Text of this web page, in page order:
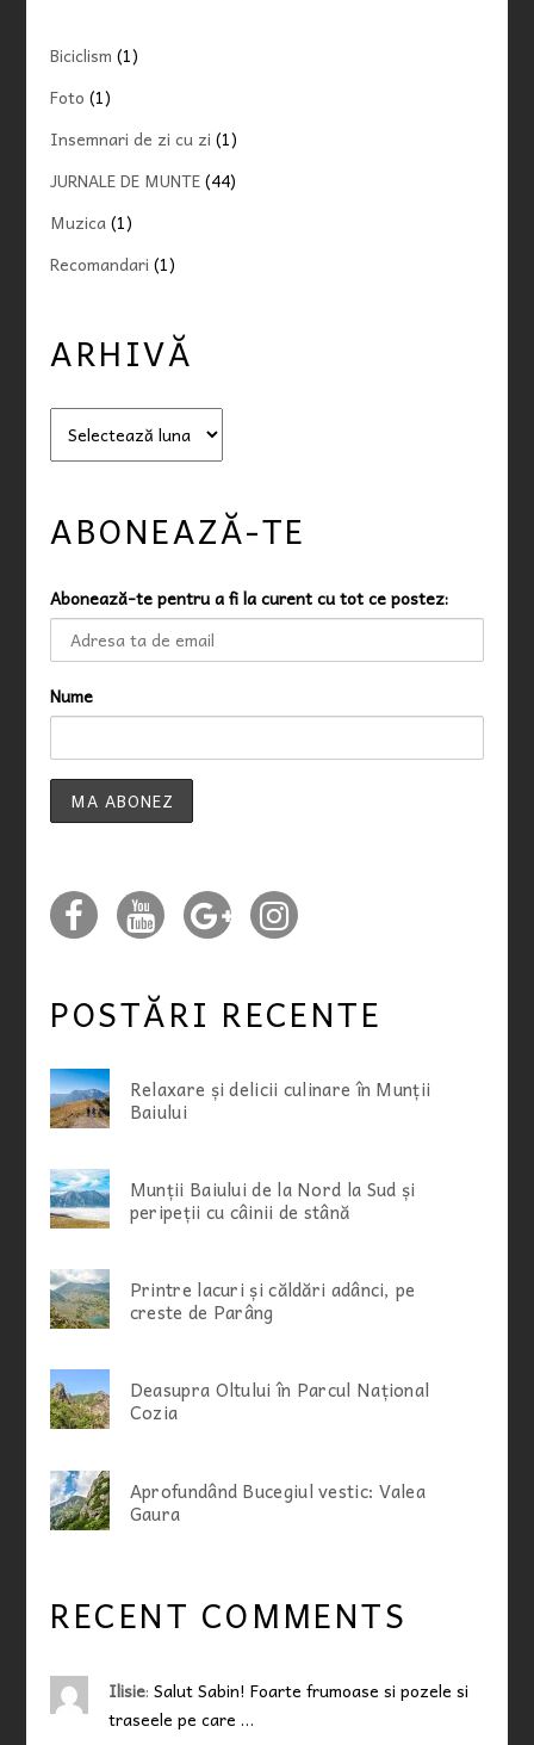
Biciclism (1)
Foto (1)
Insemnari de zi cu zi (1)
JURNALE DE MUNTE(44)
Muzica(1)
Recomandari (1)
ARHIVĂ
v
ABONEAZĂ-TE
Abonează-te pentru a fi la curent cu tot ce postez:
Nume
POSTĂRI RECENTE
Relaxare și delicii culinare în Munții
Baiului
Munții Baiului de la Nord la Sud și
peripeții cu câinii de stână
Printre lacuri și căldări adânci, pe
creste de Parâng
Deasupra Oltului în Parcul Național
Cozia
Aprofundând Bucegiul vestic: Valea
Gaura
RECENT COMMENTS
Ilisie: Salut Sabin! Foarte frumoase si pozele si
traseele pe care …